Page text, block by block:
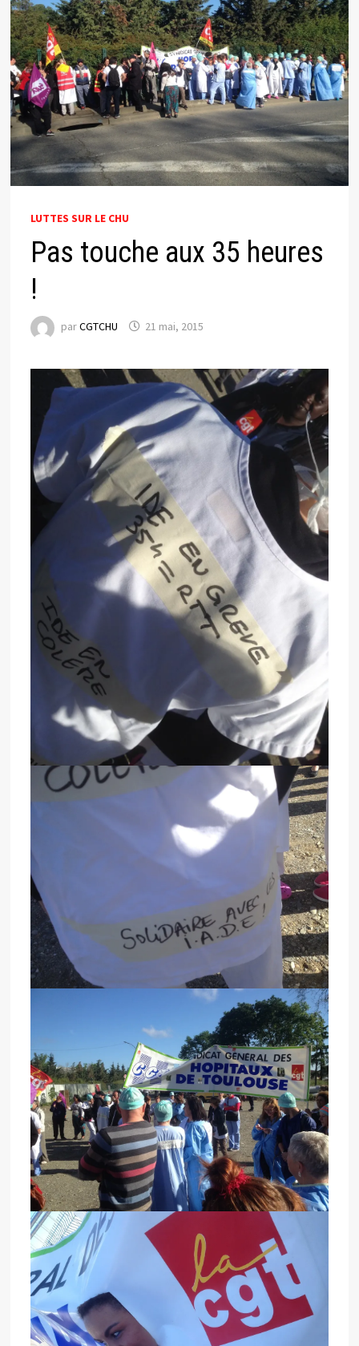
LUTTES SUR LE CHU
Pas touche aux 35 heures
!
parCGTCHU 21 mai, 2015